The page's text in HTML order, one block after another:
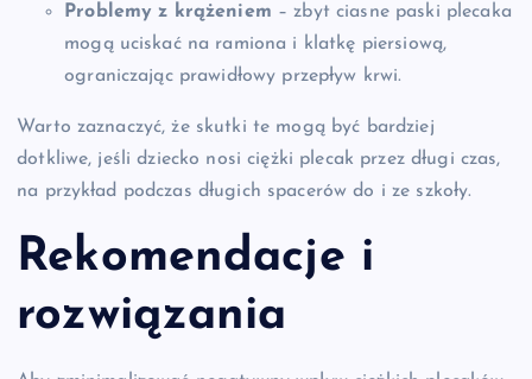
Problemy z krążeniem – zbyt ciasne paski plecaka
mogą uciskać na ramiona i klatkę piersiową,
ograniczając prawidłowy przepływ krwi.
Warto zaznaczyć, że skutki te mogą być bardziej
dotkliwe, jeśli dziecko nosi ciężki plecak przez długi czas,
na przykład podczas długich spacerów do i ze szkoły.
Rekomendacje i
rozwiązania